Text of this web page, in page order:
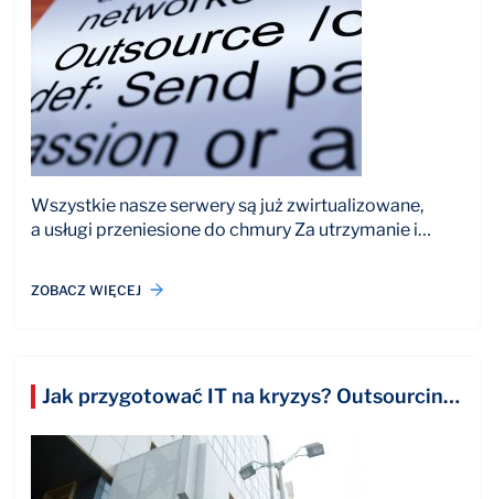
Wszystkie nasze serwery są już zwirtualizowane,
a usługi przeniesione do chmury Za utrzymanie i…
ZOBACZ WIĘCEJ
Jak przygotować IT na kryzys? Outsourcing IT w 2022